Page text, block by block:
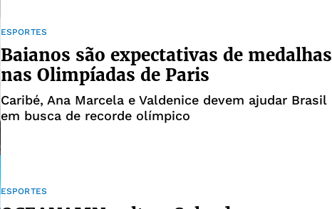
ESPORTES
Baianos são expectativas de medalhas
nas Olimpíadas de Paris
Caribé, Ana Marcela e Valdenice devem ajudar Brasil
em busca de recorde olímpico
ESPORTES